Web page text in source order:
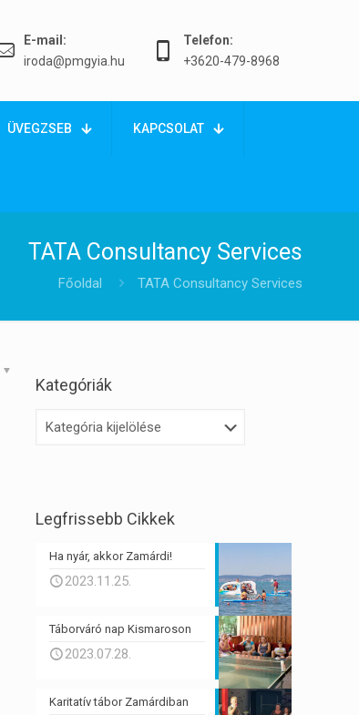
E-mail:
iroda@pmgyia.hu
Telefon:
+3620-479-8968
ÜVEGZSEB KAPCSOLAT
TATA Consultancy Services
Főoldal TATA Consultancy Services
Kategóriák
Legfrissebb Cikkek
Ha nyár, akkor Zamárdi!
2023.11.25.
Táborváró nap Kismaroson
2023.07.28.
Karitatív tábor Zamárdiban